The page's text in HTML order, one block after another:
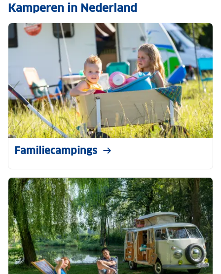
Kamperen in Nederland
Familiecampings